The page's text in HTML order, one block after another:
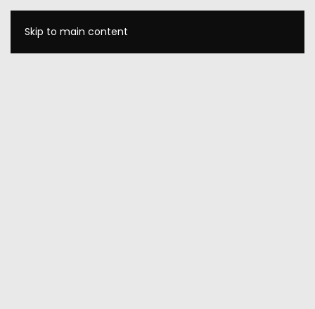
Skip to main content